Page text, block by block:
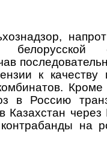
к качеству
в Россию
Казахстан
на